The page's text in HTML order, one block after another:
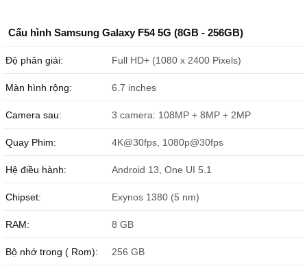
Cấu hình Samsung Galaxy F54 5G (8GB - 256GB)
Độ phân giải: Full HD+ (1080 x 2400 Pixels)
Màn hình rộng: 6.7 inches
Camera sau: 3 camera: 108MP + 8MP + 2MP
Quay Phim: 4K@30fps, 1080p@30fps
Hệ điều hành: Android 13, One UI 5.1
Chipset: Exynos 1380 (5 nm)
RAM: 8 GB
Bộ nhớ trong ( Rom): 256 GB